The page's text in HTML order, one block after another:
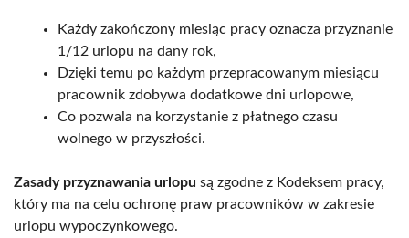
Każdy zakończony miesiąc pracy oznacza przyznanie
1/12 urlopu na dany rok,
Dzięki temu po każdym przepracowanym miesiącu
pracownik zdobywa dodatkowe dni urlopowe,
Co pozwala na korzystanie z płatnego czasu
wolnego w przyszłości.
Zasady przyznawania urlopu są zgodne z Kodeksem pracy,
który ma na celu ochronę praw pracowników w zakresie
urlopu wypoczynkowego.